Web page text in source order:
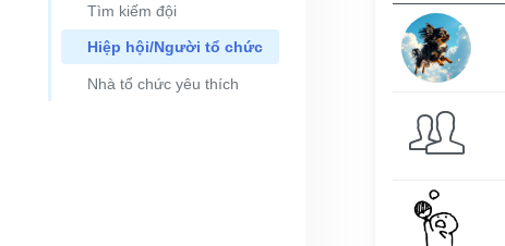
Tìm kiếm đội
Hiệp hội/Người tổ chức
Nhà tổ chức yêu thích